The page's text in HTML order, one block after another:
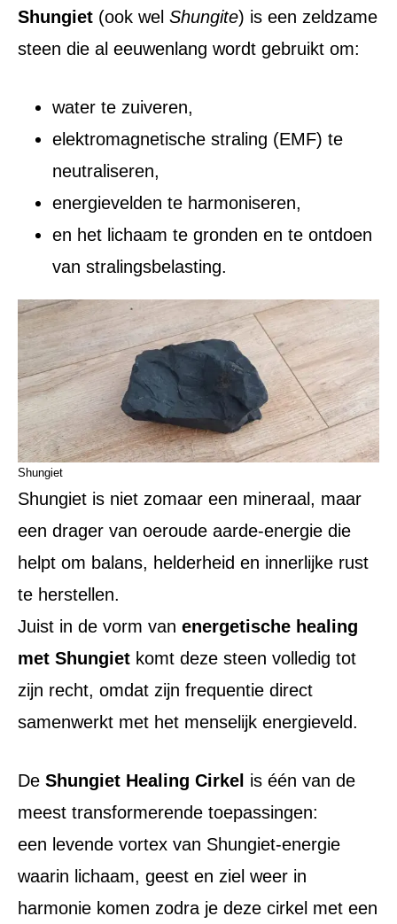
Shungiet (ook wel Shungite) is een zeldzame
steen die al eeuwenlang wordt gebruikt om:
water te zuiveren,
elektromagnetische straling (EMF) te
neutraliseren,
energievelden te harmoniseren,
en het lichaam te gronden en te ontdoen
van stralingsbelasting.
Shungiet
Shungiet is niet zomaar een mineraal, maar
een drager van oeroude aarde-energie die
helpt om balans, helderheid en innerlijke rust
te herstellen.
Juist in de vorm van energetische healing
met Shungiet komt deze steen volledig tot
zijn recht, omdat zijn frequentie direct
samenwerkt met het menselijk energieveld.
De Shungiet Healing Cirkel is één van de
meest transformerende toepassingen:
een levende vortex van Shungiet-energie
waarin lichaam, geest en ziel weer in
harmonie komen zodra je deze cirkel met een